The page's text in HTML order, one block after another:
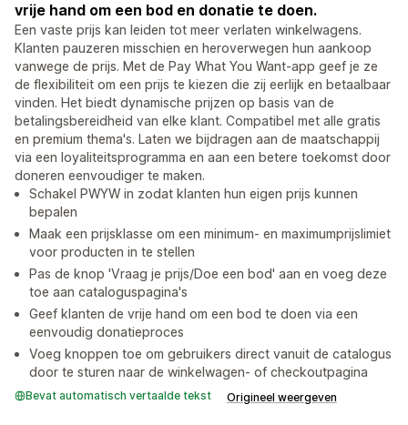
vrije hand om een bod en donatie te doen.
Een vaste prijs kan leiden tot meer verlaten winkelwagens.
Klanten pauzeren misschien en heroverwegen hun aankoop
vanwege de prijs. Met de Pay What You Want-app geef je ze
de flexibiliteit om een prijs te kiezen die zij eerlijk en betaalbaar
vinden. Het biedt dynamische prijzen op basis van de
betalingsbereidheid van elke klant. Compatibel met alle gratis
en premium thema's. Laten we bijdragen aan de maatschappij
via een loyaliteitsprogramma en aan een betere toekomst door
doneren eenvoudiger te maken.
Schakel PWYW in zodat klanten hun eigen prijs kunnen
bepalen
Maak een prijsklasse om een minimum- en maximumprijslimiet
voor producten in te stellen
Pas de knop 'Vraag je prijs/Doe een bod' aan en voeg deze
toe aan cataloguspagina's
Geef klanten de vrije hand om een bod te doen via een
eenvoudig donatieproces
Voeg knoppen toe om gebruikers direct vanuit de catalogus
door te sturen naar de winkelwagen- of checkoutpagina
Bevat automatisch vertaalde tekst Origineel weergeven